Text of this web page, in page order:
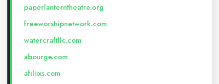
paperlanterntheatre.org
freeworshipnetwork.com
watercraftllc.com
abourge.com
afiliixs.com